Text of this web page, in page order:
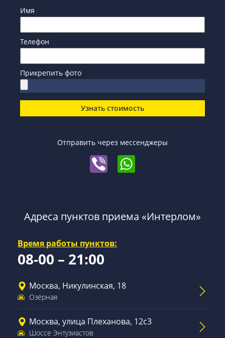
Имя
Телефон
Прикрепить фото
Узнать стоимость
Отправить через мессенджеры
Адреса пунктов приема «Интерлом»
Время работы пунктов:
08-00 – 21:00
Москва, Никулинская, 18
Озёрная
Москва, улица Плеханова, 12с3
Шоссе Энтузиастов